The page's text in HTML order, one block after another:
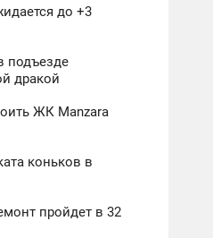
до +3
подъезде
дракой
ЖК Manzara
коньков в
пройдет в 32